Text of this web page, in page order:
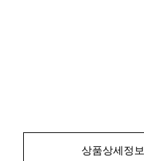
상품상세정보